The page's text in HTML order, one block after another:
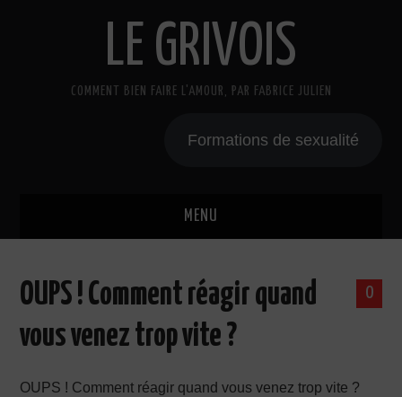
LE GRIVOIS
COMMENT BIEN FAIRE L'AMOUR, PAR FABRICE JULIEN
Formations de sexualité
MENU
A PROPOS
0
OUPS ! Comment réagir quand
vous venez trop vite ?
OUPS ! Comment réagir quand vous venez trop vite ?